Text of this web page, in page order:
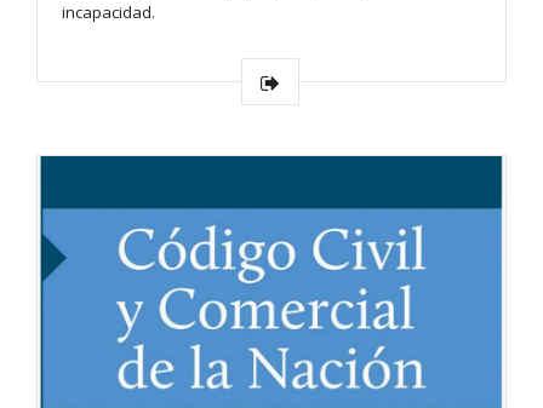
incapacidad.